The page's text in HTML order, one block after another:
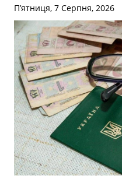
П’ятниця, 7 Серпня, 2026